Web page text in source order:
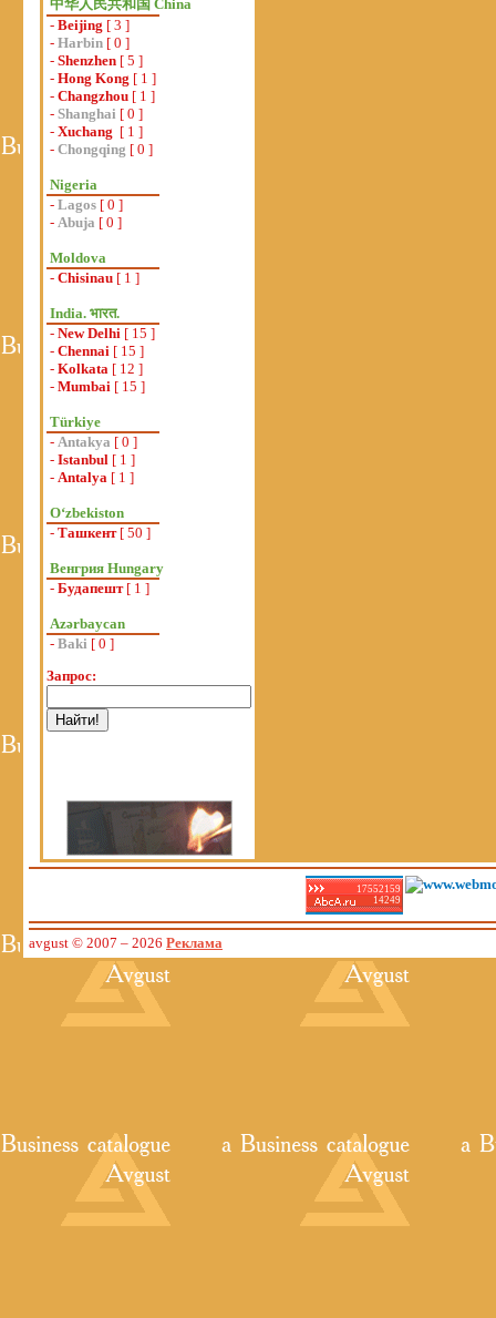
中华人民共和国 China
- Beijing [ 3 ]
- Harbin [ 0 ]
- Shenzhen [ 5 ]
- Hong Kong [ 1 ]
- Changzhou [ 1 ]
- Shanghai [ 0 ]
- Xuchang [ 1 ]
- Chongqing [ 0 ]
Nigeria
- Lagos [ 0 ]
- Abuja [ 0 ]
Moldova
- Chisinau [ 1 ]
India. भारत.
- New Delhi [ 15 ]
- Chennai [ 15 ]
- Kolkata [ 12 ]
- Mumbai [ 15 ]
Türkiye
- Antakya [ 0 ]
- Istanbul [ 1 ]
- Antalya [ 1 ]
Oʻzbekiston
- Ташкент[ 50 ]
Венгрия Hungary
- Будапешт[ 1 ]
Azərbaycan
- Baki [ 0 ]
Запрос:
17552159
14249
avgust © 2007 – 2026 Реклама